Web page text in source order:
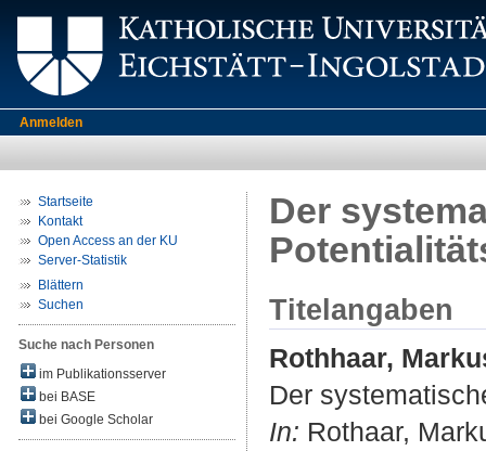
Anmelden
Startseite
Kontakt
Open Access an der KU
Server-Statistik
Blättern
Suchen
Suche nach Personen
im Publikationsserver
bei BASE
bei Google Scholar
Der
Titelangaben
Rothhaar,
Der
In: Rothaar,